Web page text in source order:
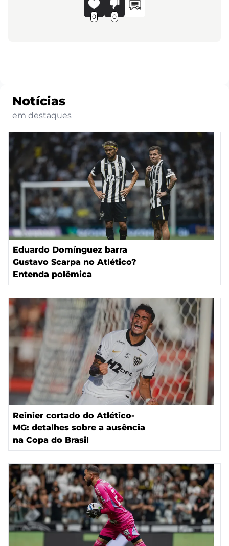
0 0
Notícias
em destaques
Eduardo Domínguez barra
Gustavo Scarpa no Atlético?
Entenda polêmica
Reinier cortado do Atlético-
MG: detalhes sobre a ausência
na Copa do Brasil